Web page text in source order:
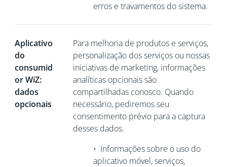
erros e travamentos do sistema.
Aplicativo
do
consumid
or WiZ:
dados
opcionais
Para melhoria de produtos e serviços,
personalização dos serviços ou nossas
iniciativas de marketing, informações
analíticas opcionais são
compartilhadas conosco. Quando
necessário, pediremos seu
consentimento prévio para a captura
desses dados.
• Informações sobre o uso do
aplicativo móvel, serviços,